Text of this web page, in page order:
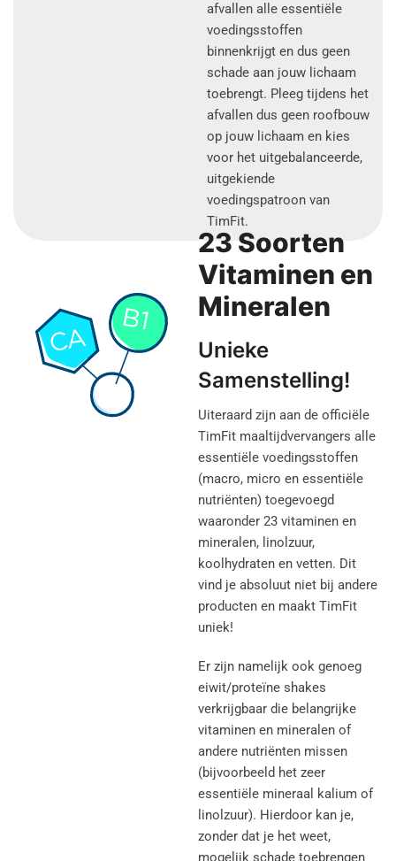
afvallen alle essentiële
voedingsstoffen
binnenkrijgt en dus geen
schade aan jouw lichaam
toebrengt. Pleeg tijdens het
afvallen dus geen roofbouw
op jouw lichaam en kies
voor het uitgebalanceerde,
uitgekiende
voedingspatroon van
TimFit.
23 Soorten
Vitaminen en
Mineralen
Unieke
Samenstelling!
Uiteraard zijn aan de officiële
TimFit maaltijdvervangers alle
essentiële voedingsstoffen
(macro, micro en essentiële
nutriënten) toegevoegd
waaronder 23 vitaminen en
mineralen, linolzuur,
koolhydraten en vetten. Dit
vind je absoluut niet bij andere
producten en maakt TimFit
uniek!
Er zijn namelijk ook genoeg
eiwit/proteïne shakes
verkrijgbaar die belangrijke
vitaminen en mineralen of
andere nutriënten missen
(bijvoorbeeld het zeer
essentiële mineraal kalium of
linolzuur). Hierdoor kan je,
zonder dat je het weet,
mogelijk schade toebrengen